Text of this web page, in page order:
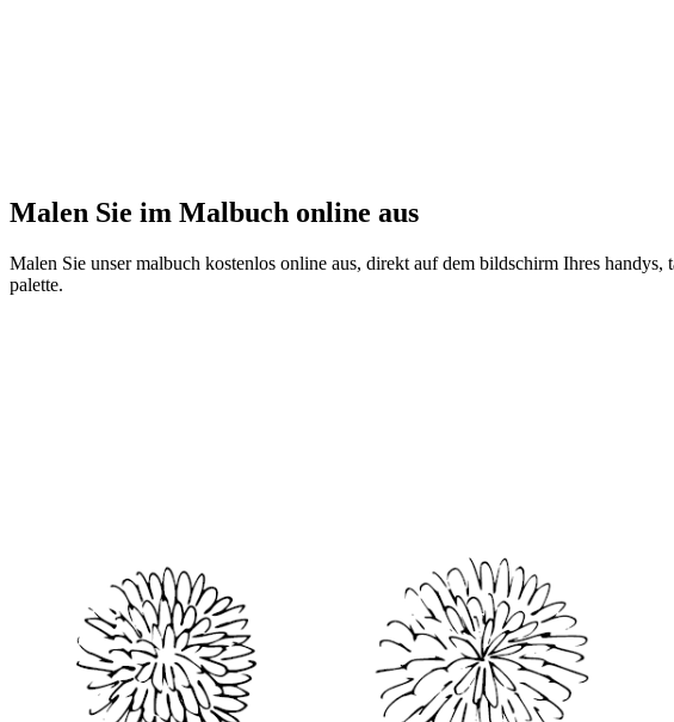
Malen Sie im Malbuch online aus
Malen Sie unser malbuch kostenlos online aus, direkt auf dem bildschirm Ihres
palette.